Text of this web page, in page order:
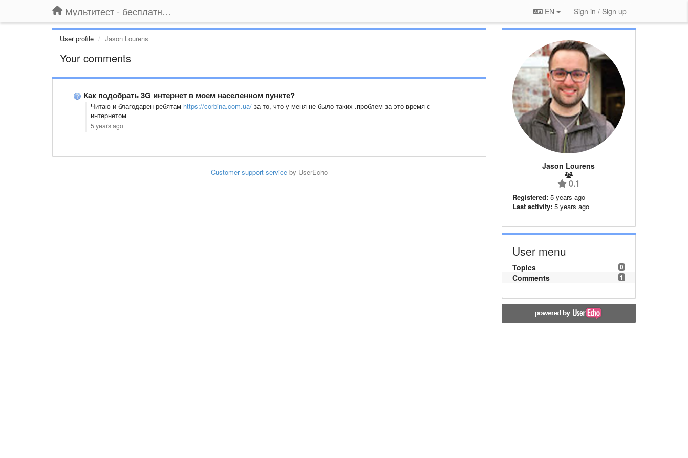
Мультитест - бесплатный подбор провайдера по адресу EN Sign in / Sign up
User profile Jason Lourens
Your comments
Как подобрать 3G интернет в моем населенном пункте?
Читаю и благодарен ребятам https://corbina.com.ua/ за то, что у меня не было таких .проблем за это время с
интернетом
5 years ago
Customer support serviceby UserEcho
Jason Lourens
0.1
Registered: 5 years ago
Last activity: 5 years ago
User menu
0
Topics
1
Comments